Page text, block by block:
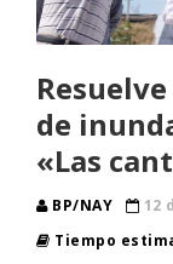
de
«Las
BP/NAY
12
Tiempo